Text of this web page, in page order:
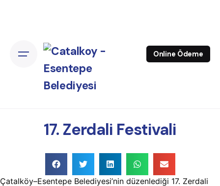
Online Ödeme
17. Zerdali Festivali
Çatalköy–Esentepe Belediyesi’nin düzenlediği 17. Zerdali